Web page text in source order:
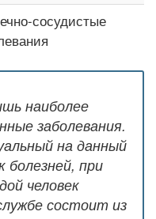
сосудистые
наиболее
заболевания.
на данный
болезней, при
человек
состоит из